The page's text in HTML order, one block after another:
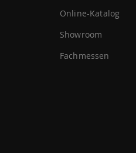
Online-Katalog
Showroom
Fachmessen